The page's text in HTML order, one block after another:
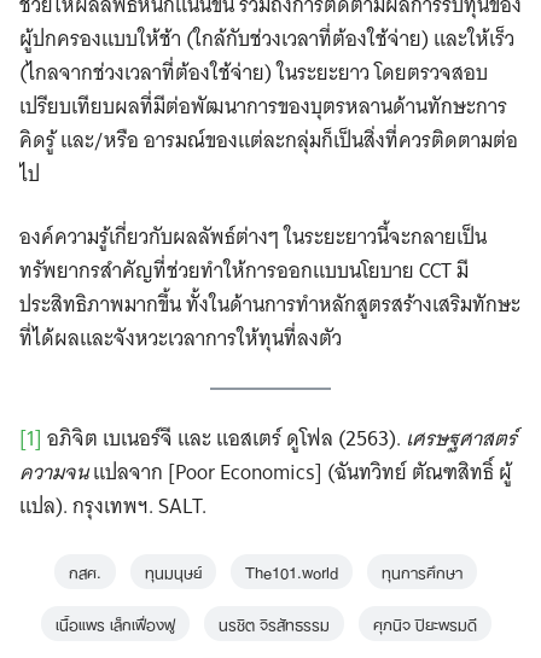
for:
ผู้ปกครองแบบให้ช้า (ใกล้กับช่วงเวลาที่ต้องใช้จ่าย) และให้เร็ว
(ไกลจากช่วงเวลาที่ต้องใช้จ่าย) ในระยะยาว โดยตรวจสอบ
เปรียบเทียบผลที่มีต่อพัฒนาการของบุตรหลานด้านทักษะการ
คิดรู้ และ/หรือ อารมณ์ของแต่ละกลุ่มก็เป็นสิ่งที่ควรติดตามต่อ
ไป
องค์ความรู้เกี่ยวกับผลลัพธ์ต่างๆ ในระยะยาวนี้จะกลายเป็น
ทรัพยากรสำคัญที่ช่วยทำให้การออกแบบนโยบาย CCT มี
ประสิทธิภาพมากขึ้น ทั้งในด้านการทำหลักสูตรสร้างเสริมทักษะ
ที่ได้ผลและจังหวะเวลาการให้ทุนที่ลงตัว
[1] อภิจิต เบเนอร์จี และ แอสเตร์ ดูโฟล (2563). เศรษฐศาสตร์
ความจนแปลจาก [Poor Economics] (ฉันทวิทย์ ตัณฑสิทธิ์ ผู้
แปล). กรุงเทพฯ. SALT.
กสศ. ทุนมนุษย์ The101.world
ทุนการศึกษา
เนื้อแพร เล็กเฟื่องฟู
นรชิต จิรสัทธรรม
ศุภนิจ ปิยะพรมดี